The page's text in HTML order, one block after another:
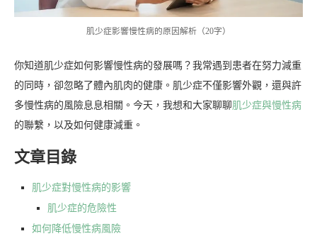
肌少症影響慢性病的原因解析（20字）
你知道肌少症如何影響慢性病的發展嗎？我常遇到患者在努力減重
的同時，卻忽略了體內肌肉的健康。肌少症不僅影響外觀，還與許
多慢性病的風險息息相關。今天，我想和大家聊聊肌少症與慢性病
的聯繫，以及如何健康減重。
文章目錄
肌少症對慢性病的影響
肌少症的危險性
如何降低慢性病風險